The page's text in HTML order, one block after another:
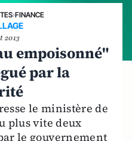
›FINANCE
2013
empoisonné"
par la
le ministère de
plus vite deux
le gouvernement